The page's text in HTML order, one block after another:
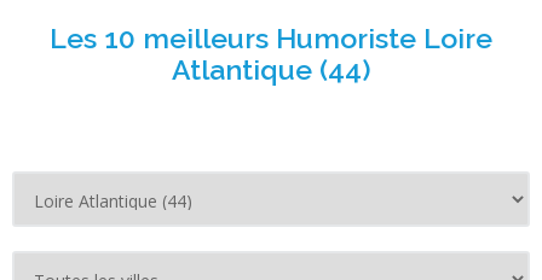
Les 10 meilleurs Humoriste Loire
Atlantique (44)